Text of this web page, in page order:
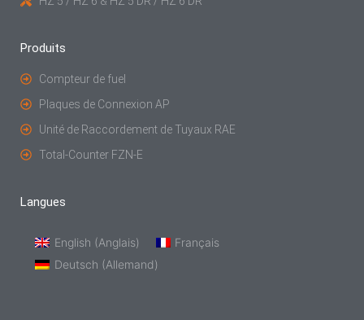
Produits
Compteur de fuel
Plaques de Connexion AP
Unité de Raccordement de Tuyaux RAE
Total-Counter FZN-E
Langues
English (Anglais)
Français
Deutsch (Allemand)